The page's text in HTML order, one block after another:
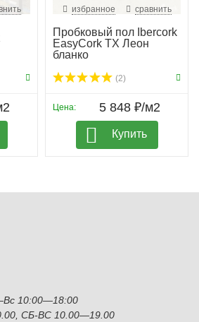
избранное сравнить
Пробковый пол Ibercork
EasyCork TX Леон
бланко
(2)
Цена: 5 848 ₽/м2
Купить
10:00—18:00
СБ-ВС 10.00—19.00